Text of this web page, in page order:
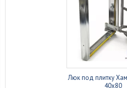
Люк под плитку
40x80